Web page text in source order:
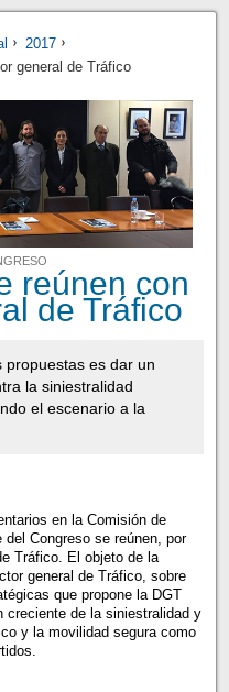
2017
general de Tráfico
reúnen con
de Tráfico
propuestas es dar un
la siniestralidad
el escenario a la
en la Comisión de
Congreso se reúnen, por
Tráfico. El objeto de la
general de Tráfico, sobre
que propone la DGT
creciente de la siniestralidad y
y la movilidad segura como